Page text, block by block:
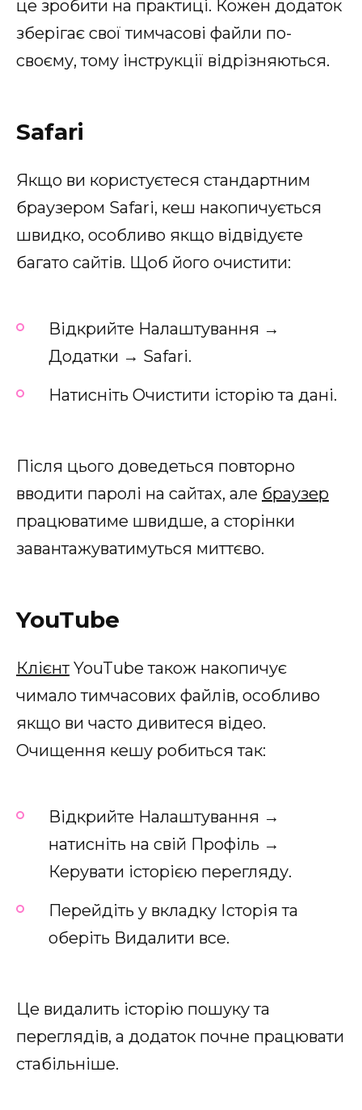
це зробити на практиці. Кожен додаток
зберігає свої тимчасові файли по-
своєму, тому інструкції відрізняються.
Safari
Якщо ви користуєтеся стандартним
браузером Safari, кеш накопичується
швидко, особливо якщо відвідуєте
багато сайтів. Щоб його очистити:
Відкрийте Налаштування →
Додатки → Safari.
Натисніть Очистити історію та дані.
Після цього доведеться повторно
вводити паролі на сайтах, але браузер
працюватиме швидше, а сторінки
завантажуватимуться миттєво.
YouTube
КлієнтYouTube також накопичує
чимало тимчасових файлів, особливо
якщо ви часто дивитеся відео.
Очищення кешу робиться так:
Відкрийте Налаштування →
натисніть на свій Профіль →
Керувати історією перегляду.
Перейдіть у вкладку Історія та
оберіть Видалити все.
Це видалить історію пошуку та
переглядів, а додаток почне працювати
стабільніше.